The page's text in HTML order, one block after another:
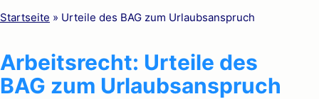
Startseite » Urteile des BAG zum Urlaubsanspruch
Arbeitsrecht: Urteile des
BAG zum Urlaubsanspruch